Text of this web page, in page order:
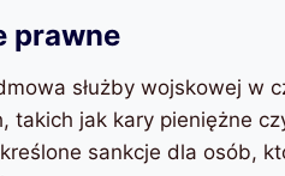
prawne
służby wojskowej w
takich jak kary pieniężne
sankcje dla osób,